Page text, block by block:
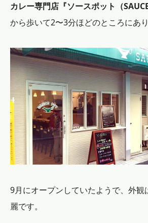
カレー専門店『ソースポット（
から歩いて2〜3分ほどのところにあり
9月にオープンしていたようで、外観
麗です。